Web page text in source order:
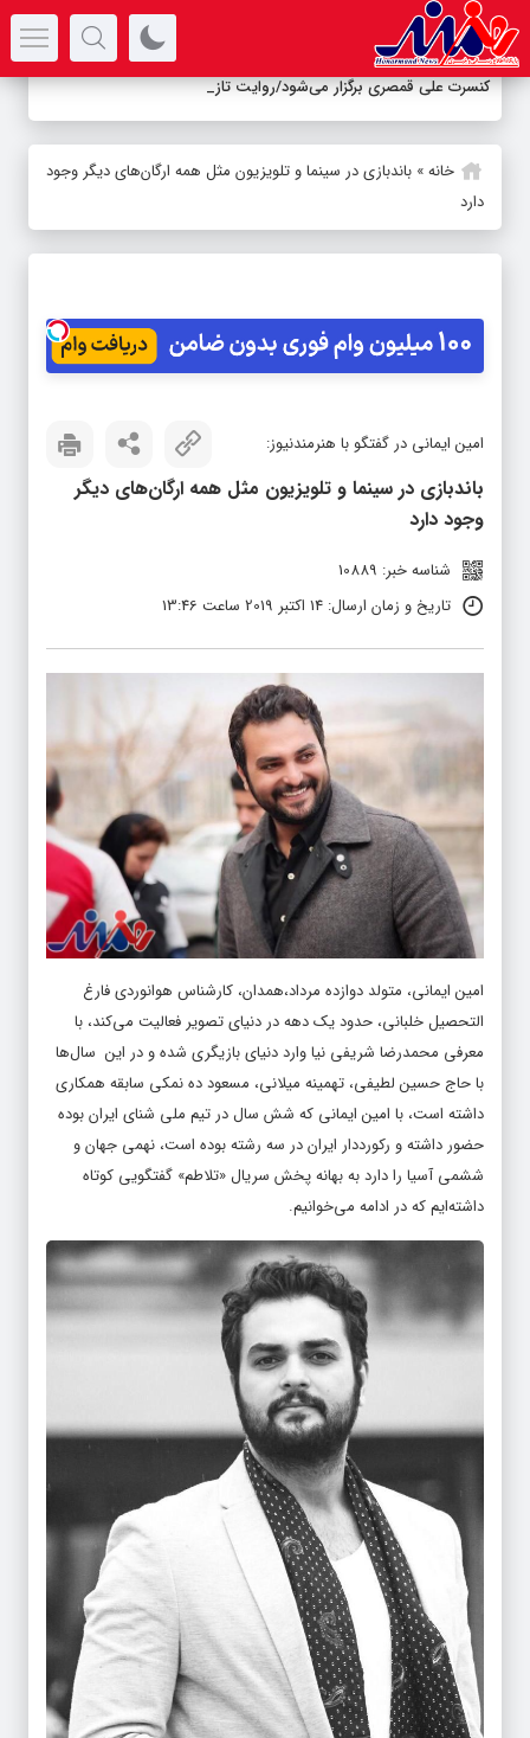
کنسرت علی قمصری برگزار می‌شود/روایت تازه‌ای از موس-
خانه» باندبازی در سینما و تلویزیون مثل همه ارگان‌های دیگر وجود
دارد
امین ایمانی در گفتگو با هنرمندنیوز:
باندبازی در سینما و تلویزیون مثل همه ارگان‌های دیگر
وجود دارد
شناسه خبر: 10889
تاریخ و زمان ارسال: 14 اکتبر 2019 ساعت 13:46
امین ایمانی، متولد دوازده مرداد،همدان، کارشناس هوانوردی فارغ
التحصیل خلبانی، حدود یک دهه در دنیای تصویر فعالیت می‌کند، با
معرفی محمدرضا شریفی نیا وارد دنیای بازیگری شده و در این سال‌ها
با حاج حسین لطیفی، تهمینه میلانی، مسعود ده نمکی سابقه همکاری
داشته است، با امین ایمانی که شش سال در تیم ملی شنای ایران بوده
حضور داشته و رکورددار ایران در سه رشته بوده است، نهمی جهان و
ششمی آسیا را دارد به بهانه پخش سریال «تلاطم» گفتگویی کوتاه
داشته‌ایم که در ادامه می‌خوانیم.